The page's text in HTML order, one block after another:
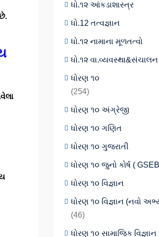
ધો.૧૨ આંકડાશાસ્ત્ર
ધો.12 તત્વજ્ઞાન
ધો.૧૨ નામાના મૂળતત્વો
ધો.૧૨ વા.વ્યવસ્થા&સંચાલન
ધોરણ ૧૦
(254)
ધોરણ ૧૦ અંગ્રેજી
ધોરણ ૧૦ ગણિત
ધોરણ ૧૦ ગુજરાતી
ધોરણ ૧૦ જુનો કોર્ષ (
ધોરણ ૧૦ વિજ્ઞાન
ધોરણ ૧૦ વિજ્ઞાન (નવો
(46)
ધોરણ ૧૦ સામાજિક વિજ્ઞાન